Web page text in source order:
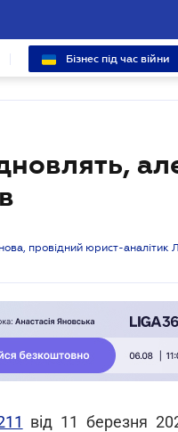
Бізнес під час війни
провідний юрист-аналітик
від 11 березня